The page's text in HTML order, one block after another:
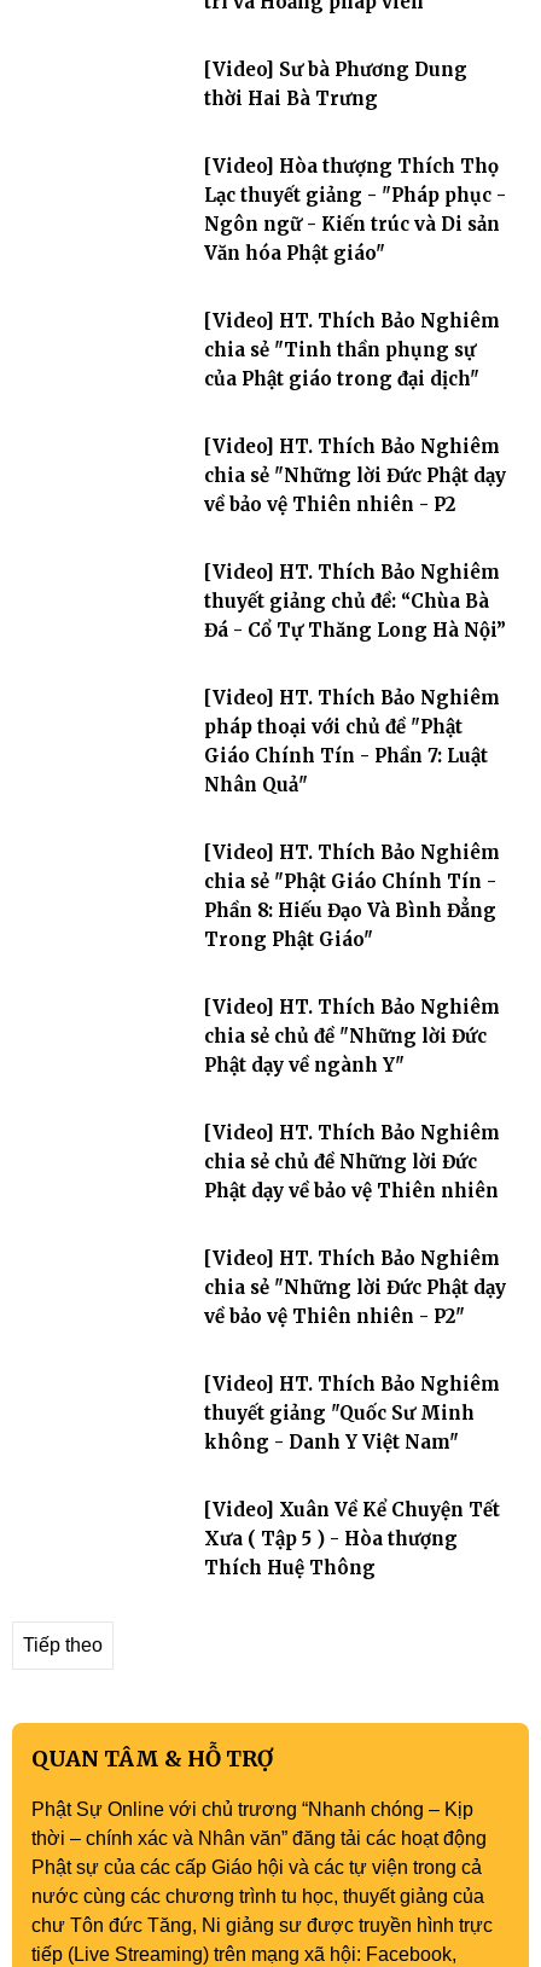
[Video] Sư bà Phương Dung
thời Hai Bà Trưng
[Video] Hòa thượng Thích Thọ
Lạc thuyết giảng - "Pháp phục -
Ngôn ngữ - Kiến trúc và Di sản
Văn hóa Phật giáo"
[Video] HT. Thích Bảo Nghiêm
chia sẻ "Tinh thần phụng sự
của Phật giáo trong đại dịch"
[Video] HT. Thích Bảo Nghiêm
chia sẻ "Những lời Đức Phật dạy
về bảo vệ Thiên nhiên - P2
[Video] HT. Thích Bảo Nghiêm
thuyết giảng chủ đề: “Chùa Bà
Đá - Cổ Tự Thăng Long Hà Nội”
[Video] HT. Thích Bảo Nghiêm
pháp thoại với chủ đề "Phật
Giáo Chính Tín - Phần 7: Luật
Nhân Quả"
[Video] HT. Thích Bảo Nghiêm
chia sẻ "Phật Giáo Chính Tín -
Phần 8: Hiếu Đạo Và Bình Đẳng
Trong Phật Giáo"
[Video] HT. Thích Bảo Nghiêm
chia sẻ chủ đề "Những lời Đức
Phật dạy về ngành Y"
[Video] HT. Thích Bảo Nghiêm
chia sẻ chủ đề Những lời Đức
Phật dạy về bảo vệ Thiên nhiên
[Video] HT. Thích Bảo Nghiêm
chia sẻ "Những lời Đức Phật dạy
về bảo vệ Thiên nhiên - P2"
[Video] HT. Thích Bảo Nghiêm
thuyết giảng "Quốc Sư Minh
không - Danh Y Việt Nam"
[Video] Xuân Về Kể Chuyện Tết
Xưa ( Tập 5 ) - Hòa thượng
Thích Huệ Thông
Tiếp theo
QUAN TÂM & HỖ TRỢ
Phật Sự Online với chủ trương “Nhanh chóng – Kịp
thời – chính xác và Nhân văn” đăng tải các hoạt động
Phật sự của các cấp Giáo hội và các tự viện trong cả
nước cùng các chương trình tu học, thuyết giảng của
chư Tôn đức Tăng, Ni giảng sư được truyền hình trực
tiếp (Live Streaming) trên mạng xã hội: Facebook,